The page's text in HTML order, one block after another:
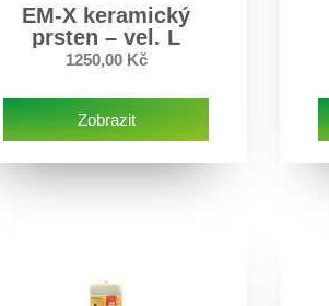
EM-X keramický
prsten – vel. L
1250,00 Kč
Zobrazit